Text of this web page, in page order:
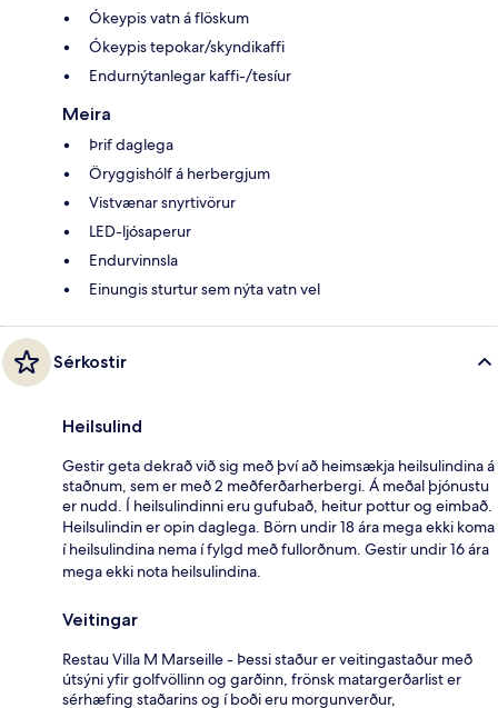
Ókeypis vatn á flöskum
Ókeypis tepokar/skyndikaffi
Endurnýtanlegar kaffi-/tesíur
Meira
Þrif daglega
Öryggishólf á herbergjum
Vistvænar snyrtivörur
LED-ljósaperur
Endurvinnsla
Einungis sturtur sem nýta vatn vel
Sérkostir
Heilsulind
Gestir geta dekrað við sig með því að heimsækja heilsulindina á
staðnum, sem er með 2 meðferðarherbergi. Á meðal þjónustu
er nudd. Í heilsulindinni eru gufubað, heitur pottur og eimbað.
Heilsulindin er opin daglega. Börn undir 18 ára mega ekki koma
í heilsulindina nema í fylgd með fullorðnum. Gestir undir 16 ára
mega ekki nota heilsulindina.
Veitingar
Restau Villa M Marseille - Þessi staður er veitingastaður með
útsýni yfir golfvöllinn og garðinn, frönsk matargerðarlist er
sérhæfing staðarins og í boði eru morgunverður,